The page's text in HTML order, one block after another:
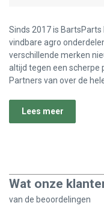
Sinds 2017 is
vindbare agro
verschillende merken
altijd tegen een scherpe
Partners van over de
Lees meer
Wat onze
van de beoordelingen